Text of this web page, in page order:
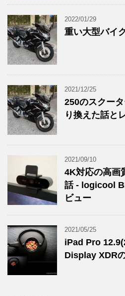
2022/01/29
重い大型バイ
2021/12/25
250のスクー
り換えた話と
2021/09/10
4K対応の高画
話 - logicool
ビュー
2021/05/25
iPad Pro
Display XDR